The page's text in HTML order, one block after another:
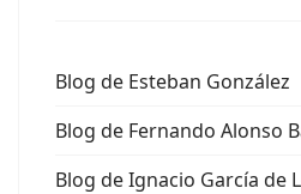
Blog de Esteban González
Blog de Fernando Alonso
Blog de Ignacio García de